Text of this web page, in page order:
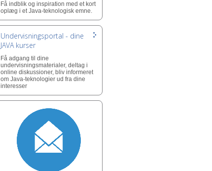
Få indblik og inspiration med et kort
oplæg i et Java-teknologisk emne.
Undervisningsportal - dine
JAVA kurser
Få adgang til dine
undervisningsmaterialer, deltag i
online diskussioner, bliv informeret
om Java-teknologier ud fra dine
interesser